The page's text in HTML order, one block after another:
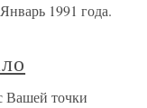
1991 года.
Вашей точки